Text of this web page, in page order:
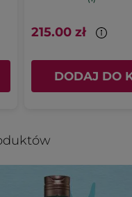
215.00 zł
DODAJ DO